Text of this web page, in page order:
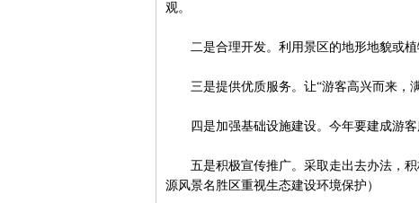
观。
二是合理开发。利用景区的地形地貌或植
三是提供优质服务。让“游客高兴而来，满
四是加强基础设施建设。今年要建成游客
五是积极宣传推广。采取走出去办法，积
源风景名胜区重视生态建设环境保护）